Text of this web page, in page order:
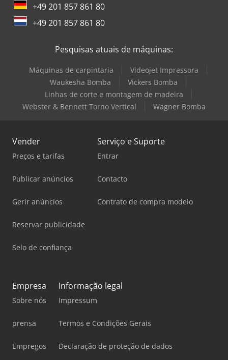
+49 201 857 861 80
+49 201 857 861 80
Pesquisas atuais de máquinas:
Máquinas de carpintaria
Videojet Impressora
Waukesha Bomba
Vickers Bomba
Linhas de corte e montagem de madeira
Webster & Bennett Torno Vertical
Wagner Bomba
Vender
Preços e tarifas
Publicar anúncios
Gerir anúncios
Reservar publicidade
Selo de confiança
Serviço e Suporte
Entrar
Contacto
Contrato de compra modelo
Empresa
Sobre nós
prensa
Empregos
Informação legal
Impressum
Termos e Condições Gerais
Declaração de proteção de dados